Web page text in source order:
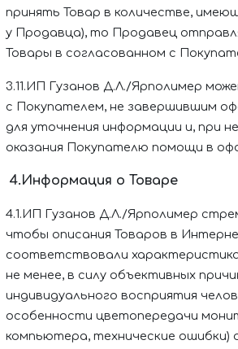
принять Товар в количестве,
у Продавца), то Продавец
Товары в согласованном с
3.11.ИП Гузанов Д.Л./Ярполимер
с Покупателем, не завершившим
для уточнения информации и, при
оказания Покупателю помощи в
4.Информация о Товаре
4.1.ИП Гузанов Д.Л./Ярполимер
чтобы описания Товаров в
соответствовали
не менее, в силу объективных
индивидуального восприятия
особенности цветопередачи
компьютера, технические ошибки)